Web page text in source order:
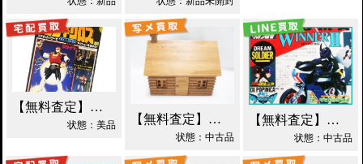
【無料査定】昭和レトロ玩具歓迎 ｜ 世界忍者戦ジライヤ DX磁気 買取！
状態：美品 【無料査定】昭和レトロ玩具歓迎 ｜ エポック 木製 丸太小屋 シルバニアファミリー 買取！
状態：中古品
【無料査定】昭和レトロ玩具歓迎 ｜ 超合金 DXポピニカ ウィナア2世 夢戦士ウイングマン PC-46 買取！
状態：中古品